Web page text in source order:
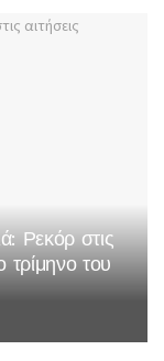
Ρεκόρ στις
τρίμηνο του